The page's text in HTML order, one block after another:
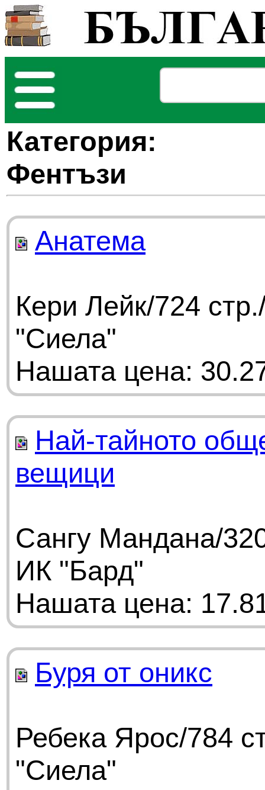
Категория:
Фентъзи
Анатема
Кери Лейк/724
"Сиела"
Нашата цена:
Най-тайното
вещици
Сангу Мандана/
ИК "Бард"
Нашата цена:
Буря от оникс
Ребека Ярос/784
"Сиела"